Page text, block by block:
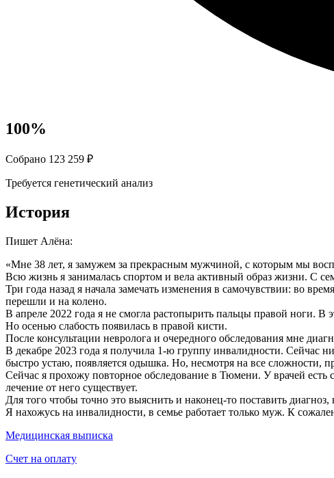
100%
Собрано 123 259 ₽
Требуется генетический анализ
История
Пишет Алёна:
«Мне 38 лет, я замужем за прекрасным мужчиной, с которым мы
Всю жизнь я занималась спортом и вела активный образ жизни. С
Три года назад я начала замечать изменения в самочувствии: во
перешли и на колено.
В апреле 2022 года я не смогла растопырить пальцы правой ноги.
Но осенью слабость появилась в правой кисти.
После консультации невролога и очередного обследования мне
В декабре 2023 года я получила 1-ю группу инвалидности. Сейчас
быстро устаю, появляется одышка. Но, несмотря на все сложности,
Сейчас я прохожу повторное обследование в Тюмени. У врачей есть
лечение от него существует.
Для того чтобы точно это выяснить и наконец-то поставить
Я нахожусь на инвалидности, в семье работает только муж. К
Медицинская выписка
Счет на оплату